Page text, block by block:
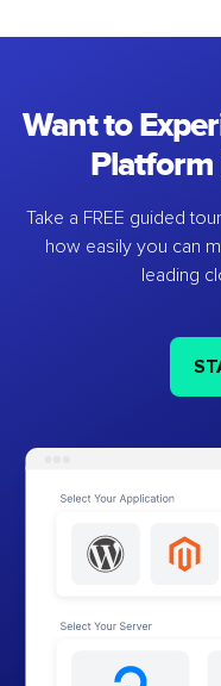
Want to
Platform
Take a FREE guided
how easily you can
leading